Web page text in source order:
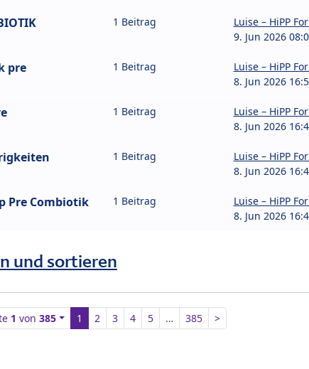
1 Beitrag
Luise – HiPP
9. Jun 2026
pre 1 Beitrag
Luise – HiPP
8. Jun 2026
1 Beitrag
Luise – HiPP
8. Jun 2026
1 Beitrag
Luise – HiPP
8. Jun 2026
Pre Combiotik 1 Beitrag
Luise – HiPP
8. Jun 2026
und sortieren
1 von385 1 2 3 4 5 … 385 >